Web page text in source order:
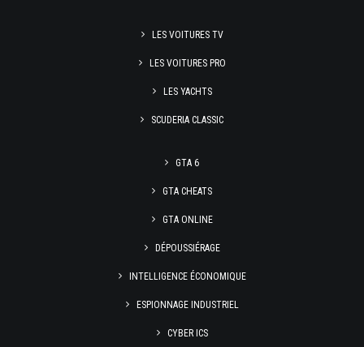
LES VOITURES TV
LES VOITURES PRO
LES YACHTS
SCUDERIA CLASSIC
GTA 6
GTA CHEATS
GTA ONLINE
DÉPOUSSIÉRAGE
INTELLIGENCE ÉCONOMIQUE
ESPIONNAGE INDUSTRIEL
CYBER ICS